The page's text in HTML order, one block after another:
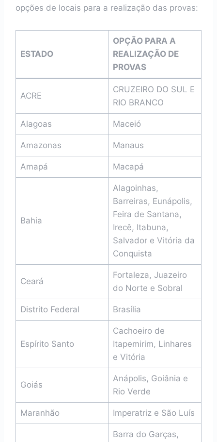
opções de locais para a realização das provas:
ESTADO
OPÇÃO PARA A
REALIZAÇÃO DE
PROVAS
ACRE
CRUZEIRO DO SUL E
RIO BRANCO
Alagoas Maceió
Amazonas Manaus
Amapá Macapá
Bahia
Alagoinhas,
Barreiras, Eunápolis,
Feira de Santana,
Irecê, Itabuna,
Salvador e Vitória da
Conquista
Ceará
Fortaleza, Juazeiro
do Norte e Sobral
Distrito Federal Brasília
Espírito Santo
Cachoeiro de
Itapemirim, Linhares
e Vitória
Goiás
Anápolis, Goiânia e
Rio Verde
Maranhão Imperatriz e São Luís
Barra do Garças,